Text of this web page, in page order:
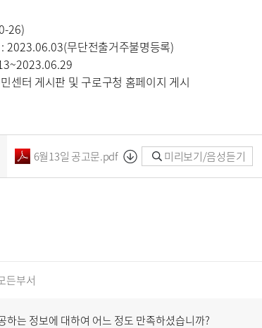
26)
2023.06.03(무단전출거주불명등록)
센터 게시판 및 구로구청 홈페이지 게시
6월13일 공고문.pdf 미리보기/음성듣기
든부서
하는 정보에 대하여 어느 정도 만족하셨습니까?